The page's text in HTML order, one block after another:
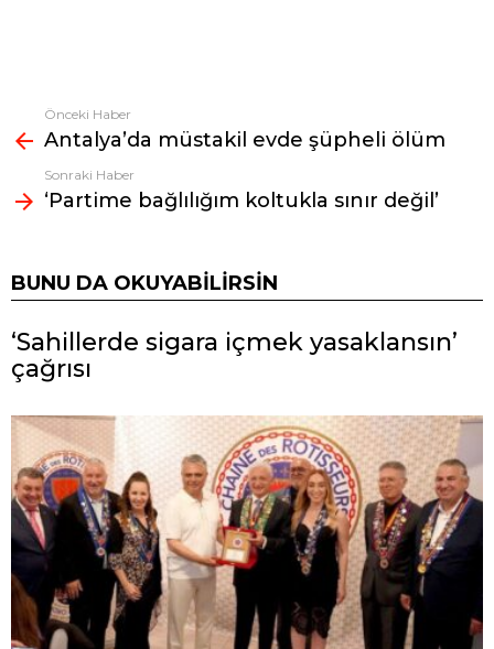
Fazlasına
bak
Önceki Haber
Antalya’da müstakil evde şüpheli ölüm
Sonraki Haber
‘Partime bağlılığım koltukla sınır değil’
BUNU DA OKUYABILIRSIN
‘Sahillerde sigara içmek yasaklansın’
çağrısı